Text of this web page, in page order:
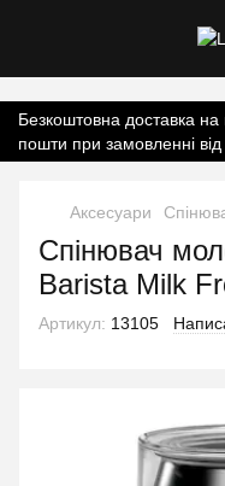
Безкоштовна доставка на
пошти при замовленні від
Аксесуари
Спінювач
Barista Milk
Артикул: 13105